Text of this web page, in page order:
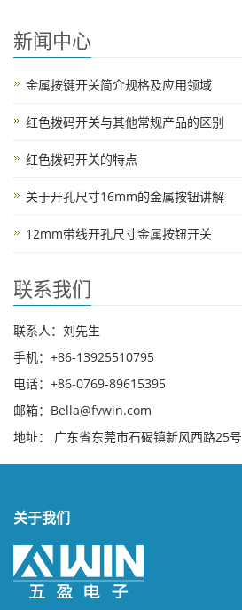
新闻中心
金属按键开关简介规格及应用领域
红色拨码开关与其他常规产品的区别
红色拨码开关的特点
关于开孔尺寸16mm的金属按钮讲解
12mm带线开孔尺寸金属按钮开关
联系我们
联系人：刘先生
手机：+86-13925510795
电话：+86-0769-89615395
邮箱：Bella@fvwin.com
地址： 广东省东莞市石碣镇新风西路25号
关于我们